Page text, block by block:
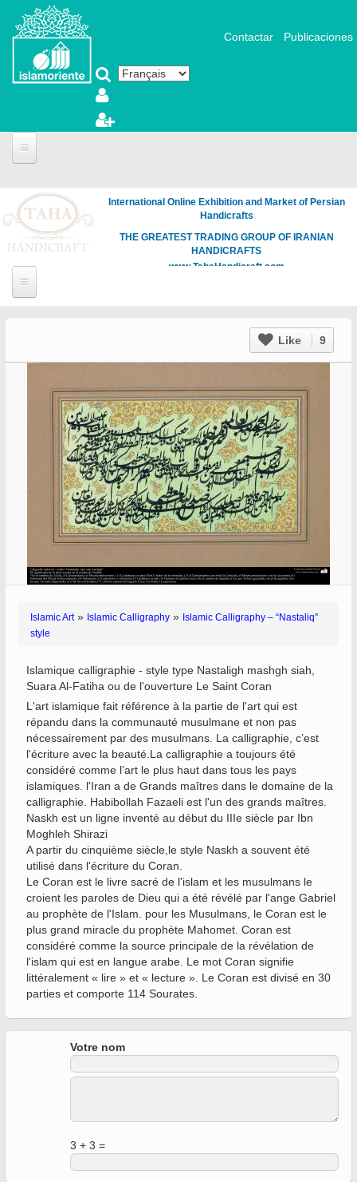
Aller au contenu principal
Contactar Publicaciones
International Online Exhibition and Market of Persian
Handicrafts
THE GREATEST TRADING GROUP OF IRANIAN
HANDICRAFTS
www.TahaHandicraft.com
Like 9
Islamic Art» Islamic Calligraphy » Islamic Calligraphy – “Nastaliq”
style
Islamique calligraphie - style type Nastaligh mashgh siah,
Suara Al-Fatiha ou de l'ouverture Le Saint Coran
L'art islamique fait référence à la partie de l'art qui est
répandu dans la communauté musulmane et non pas
nécessairement par des musulmans. La calligraphie, c’est
l'écriture avec la beauté.La calligraphie a toujours été
considéré comme l’art le plus haut dans tous les pays
islamiques. l'Iran a de Grands maîtres dans le domaine de la
calligraphie. Habibollah Fazaeli est l'un des grands maîtres.
Naskh est un ligne inventé au début du IIIe siècle par Ibn
Moghleh Shirazi
A partir du cinquième siècle,le style Naskh a souvent été
utilisé dans l'écriture du Coran.
Le Coran est le livre sacré de l'islam et les musulmans le
croient les paroles de Dieu qui a été révélé par l'ange Gabriel
au prophète de l'Islam. pour les Musulmans, le Coran est le
plus grand miracle du prophète Mahomet. Coran est
considéré comme la source principale de la révélation de
l'islam qui est en langue arabe. Le mot Coran signifie
littéralement « lire » et « lecture ». Le Coran est divisé en 30
parties et comporte 114 Sourates.
Votre nom
3 + 3 =